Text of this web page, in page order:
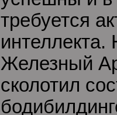
требуется
Железный
сколотил